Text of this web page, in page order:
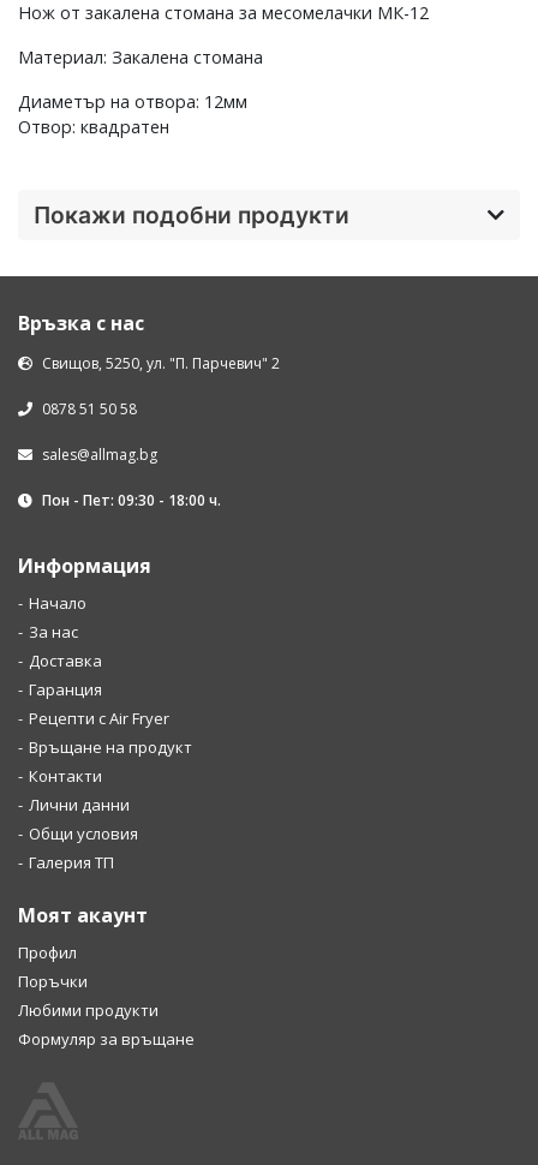
Нож от закалена стомана за месомелачки МК-12
Материал: Закалена стомана
Диаметър на отвора: 12мм
Отвор: квадратен
Покажи подобни продукти
Връзка с нас
Свищов, 5250, ул. "П. Парчевич" 2
0878 51 50 58
sales@allmag.bg
Пон - Пет: 09:30 - 18:00 ч.
Информация
Начало
За нас
Доставка
Гаранция
Рецепти с Air Fryer
Връщане на продукт
Контакти
Лични данни
Общи условия
Галерия ТП
Моят акаунт
Профил
Поръчки
Любими продукти
Формуляр за връщане